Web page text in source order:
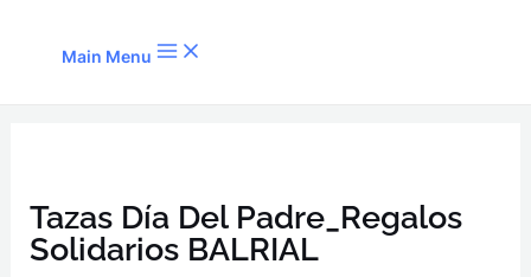
Main Menu
Tazas Día Del Padre_Regalos
Solidarios BALRIAL